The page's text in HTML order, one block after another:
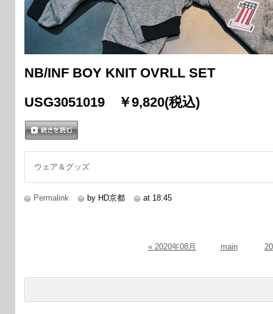
NB/INF BOY KNIT OVRLL SET
USG3051019 ￥9,820(税込)
ウェア＆グッズ
Permalink by HD京都 at 18:45
« 2020年08月 main